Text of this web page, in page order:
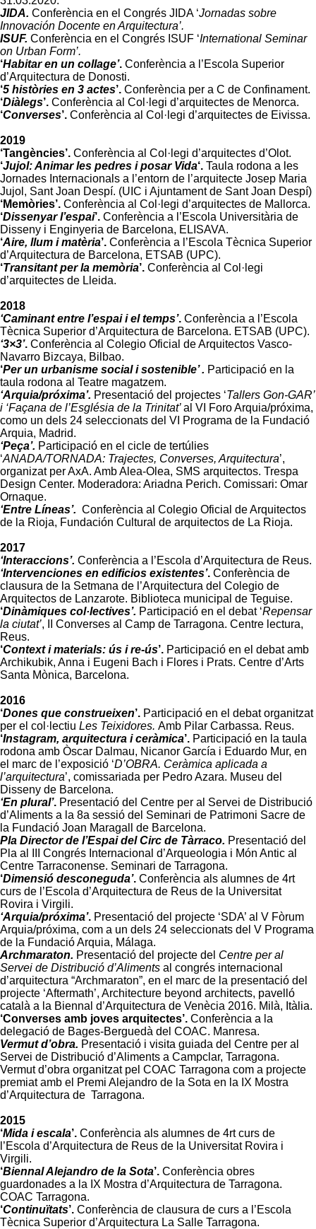
JIDA. Conferència en el Congrés JIDA ‘Jornadas sobre
Innovación Docente en Arquitectura’.
ISUF. Conferència en el Congrés ISUF ‘International Seminar
on Urban Form’.
‘Habitar en un collage’. Conferència a l’Escola Superior
d’Arquitectura de Donosti.
‘5 històries en 3 actes’. Conferència per a C de Confinament.
‘Diàlegs’. Conferència al Col·legi d’arquitectes de Menorca.
‘Converses’. Conferència al Col·legi d’arquitectes de Eivissa.
2019
‘Tangències’. Conferència al Col·legi d’arquitectes d’Olot.
‘Jujol: Animar les pedres i posar Vida‘. Taula rodona a les
Jornades Internacionals a l’entorn de l’arquitecte Josep Maria
Jujol, Sant Joan Despí. (UIC i Ajuntament de Sant Joan Despí)
‘Memòries’. Conferència al Col·legi d’arquitectes de Mallorca.
‘Dissenyar l’espai’. Conferència a l’Escola Universitària de
Disseny i Enginyeria de Barcelona, ELISAVA.
‘Aire, llum i matèria’. Conferència a l’Escola Tècnica Superior
d’Arquitectura de Barcelona, ETSAB (UPC).
‘Transitant per la memòria’. Conferència al Col·legi
d’arquitectes de Lleida.
2018
‘Caminant entre l’espai i el temps’. Conferència a l’Escola
Tècnica Superior d’Arquitectura de Barcelona. ETSAB (UPC).
‘3×3’. Conferència al Colegio Oficial de Arquitectos Vasco-
Navarro Bizcaya, Bilbao.
‘Per un urbanisme social i sostenible’ . Participació en la
taula rodona al Teatre magatzem.
‘Arquia/próxima’. Presentació del projectes ‘Tallers Gon-GAR’
i ‘Façana de l’Església de la Trinitat’al VI Foro Arquia/próxima,
como un dels 24 seleccionats del VI Programa de la Fundació
Arquia, Madrid.
‘Peça’. Participació en el cicle de tertúlies
‘ANADA/TORNADA: Trajectes, Converses, Arquitectura’,
organizat per AxA. Amb Alea-Olea, SMS arquitectos. Trespa
Design Center. Moderadora: Ariadna Perich. Comissari: Omar
Ornaque.
‘Entre Líneas’. Conferència al Colegio Oficial de Arquitectos
de la Rioja, Fundación Cultural de arquitectos de La Rioja.
2017
‘Interaccions’. Conferència a l’Escola d’Arquitectura de Reus.
‘Intervenciones en edificios existentes’. Conferència de
clausura de la Setmana de l’Arquitectura del Colegio de
Arquitectos de Lanzarote. Biblioteca municipal de Teguise.
‘Dinàmiques col·lectives’. Participació en el debat ‘Repensar
la ciutat’, II Converses al Camp de Tarragona. Centre lectura,
Reus.
‘Context i materials: ús i re-ús’. Participació en el debat amb
Archikubik, Anna i Eugeni Bach i Flores i Prats. Centre d’Arts
Santa Mònica, Barcelona.
2016
‘Dones que construeixen’. Participació en el debat organitzat
per el col·lectiu Les Teixidores. Amb Pilar Carbassa. Reus.
‘Instagram, arquitectura i ceràmica’. Participació en la taula
rodona amb Òscar Dalmau, Nicanor García i Eduardo Mur, en
el marc de l’exposició ‘D’OBRA. Ceràmica aplicada a
l’arquitectura’, comissariada per Pedro Azara. Museu del
Disseny de Barcelona.
‘En plural’. Presentació del Centre per al Servei de Distribució
d’Aliments a la 8a sessió del Seminari de Patrimoni Sacre de
la Fundació Joan Maragall de Barcelona.
Pla Director de l’Espai del Circ de Tàrraco. Presentació del
Pla al III Congrés Internacional d’Arqueologia i Món Antic al
Centre Tarraconense. Seminari de Tarragona.
‘Dimensió desconeguda’. Conferència als alumnes de 4rt
curs de l’Escola d’Arquitectura de Reus de la Universitat
Rovira i Virgili.
‘Arquia/próxima’. Presentació del projecte ‘SDA’ al V Fòrum
Arquia/próxima, com a un dels 24 seleccionats del V Programa
de la Fundació Arquia, Málaga.
Archmaraton. Presentació del projecte del Centre per al
Servei de Distribució d’Aliments al congrés internacional
d’arquitectura “Archmaraton”, en el marc de la presentació del
projecte ‘Aftermath’, Architecture beyond architects, pavelló
català a la Biennal d’Arquitectura de Venècia 2016. Milà, Itàlia.
‘Converses amb joves arquitectes’. Conferència a la
delegació de Bages-Berguedà del COAC. Manresa.
Vermut d’obra. Presentació i visita guiada del Centre per al
Servei de Distribució d’Aliments a Campclar, Tarragona.
Vermut d’obra organitzat pel COAC Tarragona com a projecte
premiat amb el Premi Alejandro de la Sota en la IX Mostra
d’Arquitectura de Tarragona.
2015
‘Mida i escala’. Conferència als alumnes de 4rt curs de
l’Escola d’Arquitectura de Reus de la Universitat Rovira i
Virgili.
‘Biennal Alejandro de la Sota’. Conferència obres
guardonades a la IX Mostra d’Arquitectura de Tarragona.
COAC Tarragona.
‘Continuïtats’. Conferència de clausura de curs a l’Escola
Tècnica Superior d’Arquitectura La Salle Tarragona.